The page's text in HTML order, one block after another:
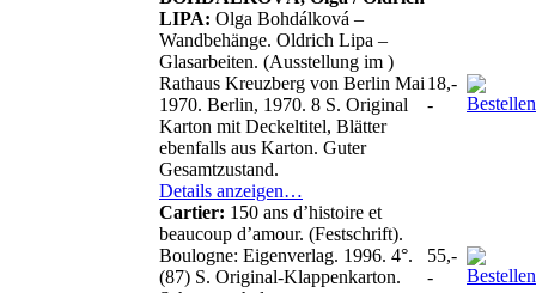
LIPA: Olga Bohdálková –
Wandbehänge. Oldrich Lipa –
Glasarbeiten. (Ausstellung im )
Rathaus Kreuzberg von Berlin Mai
1970. Berlin, 1970. 8 S. Original
Karton mit Deckeltitel, Blätter
ebenfalls aus Karton. Guter
Gesamtzustand.
Details anzeigen…
18,-
-
Cartier: 150 ans d’histoire et
beaucoup d’amour. (Festschrift).
Boulogne: Eigenverlag. 1996. 4°.
(87) S. Original-Klappenkarton.
55,-
-